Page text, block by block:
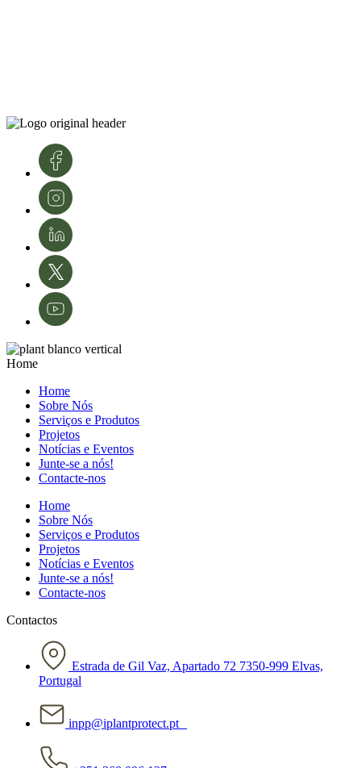
Home
Home
Sobre Nós
Serviços e Produtos
Projetos
Notícias e Eventos
Junte-se a nós!
Contacte-nos
Home
Sobre Nós
Serviços e Produtos
Projetos
Notícias e Eventos
Junte-se a nós!
Contacte-nos
Contactos
Estrada de Gil Vaz, Apartado 72 7350-999 Elvas,
Portugal
inpp@iplantprotect.pt